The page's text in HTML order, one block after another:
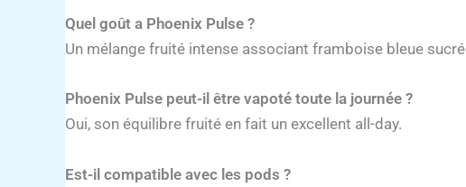
Quel goût a Phoenix Pulse ?
Un mélange fruité intense associant framboise bleue
Phoenix Pulse peut-il être vapoté toute la journée ?
Oui, son équilibre fruité en fait un excellent all-day.
Est-il compatible avec les pods ?